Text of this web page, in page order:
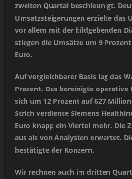
zweiten Quartal beschleunigt.
Umsatzsteigerungen erzielte das
vor allem mit der bildgebenden
stiegen die Umsätze um 9
Euro.
Auf vergleichbarer Basis lag das
Prozent. Das bereinigte operative
sich um 12 Prozent auf 627
Strich verdiente Siemens
Euro knapp ein Viertel mehr. Die
aus als von Analysten erwartet.
bestätigte der Konzern.
Wir rechnen auch im dritten